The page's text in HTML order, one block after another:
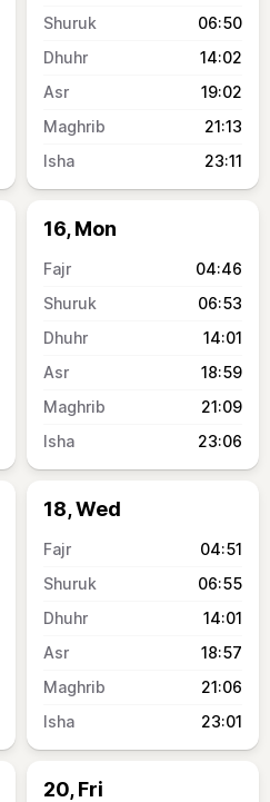
06:50
14:02
19:02
21:13
23:11
16, Mon
04:46
06:53
14:01
18:59
21:09
23:06
18, Wed
04:51
06:55
14:01
18:57
21:06
23:01
20, Fri